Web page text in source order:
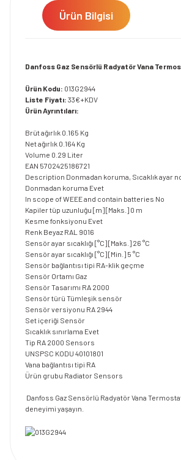
Ürün Bilgisi
Danfoss Gaz Sensörlü Radyatör Vana
Ürün Kodu: 013G2944
Liste Fiyatı: 33€+KDV
Ürün Ayrıntıları:
Brüt ağırlık 0.165 Kg
Net ağırlık 0.164 Kg
Volume 0.29 Liter
EAN 5702425186721
Description Donmadan koruma, Sıcaklık ayar
Donmadan koruma Evet
In scope of WEEE and contain batteries No
Kapiler tüp uzunluğu [m] [Maks.] 0 m
Kesme fonksiyonu Evet
Renk Beyaz RAL 9016
Sensör ayar sıcaklığı [°C] [Maks.] 26 °C
Sensör ayar sıcaklığı [°C] [Min.] 5 °C
Sensör bağlantısı tipi RA-klik geçme
Sensör Ortamı Gaz
Sensör Tasarımı RA 2000
Sensör türü Tümleşik sensör
Sensör versiyonu RA 2944
Set içeriği Sensör
Sıcaklık sınırlama Evet
Tip RA 2000 Sensors
UNSPSC KODU 40101801
Vana bağlantısı tipi RA
Ürün grubu Radiator Sensors
Danfoss Gaz Sensörlü Radyatör Vana
deneyimi yaşayın.